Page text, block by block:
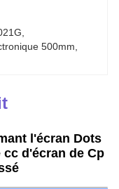
500mm
l'écran Dots
d'écran de Cp